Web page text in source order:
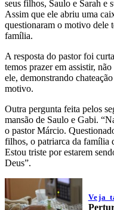
seus filhos, Saulo e Sarah e
Assim que ele abriu uma
questionaram o motivo dele
família.
A resposta do pastor foi
temos prazer em assistir,
ele, demonstrando
motivo.
Outra pergunta feita pelos
mansão de Saulo e Gabi.
o pastor Márcio.
filhos, o patriarca da família
Estou triste por estarem
Deus”.
Veja